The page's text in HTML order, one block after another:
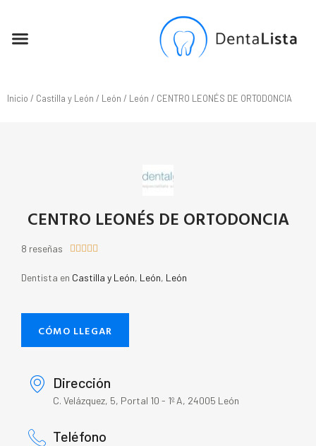
Inicio / Castilla y León / León / León / CENTRO LEONÉS DE ORTODONCIA
CENTRO LEONÉS DE ORTODONCIA
8 reseñas     
Dentista en Castilla y León, León, León
CÓMO LLEGAR
Dirección
C. Velázquez, 5, Portal 10 - 1º A, 24005 León
Teléfono